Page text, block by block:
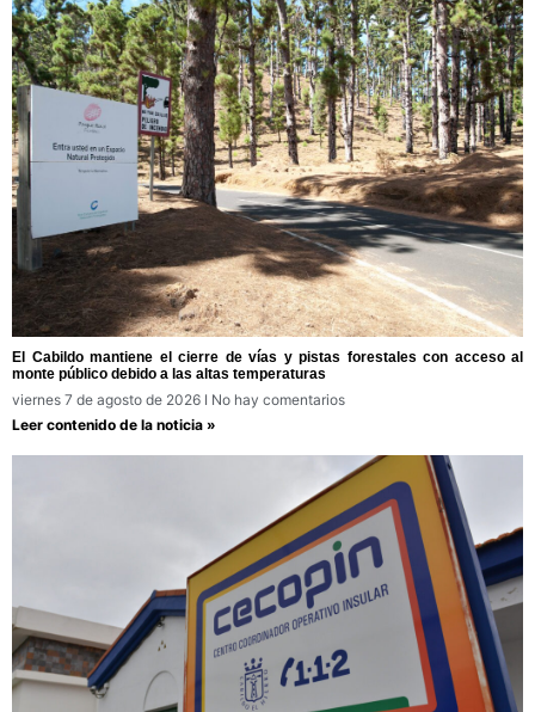
El Cabildo mantiene el cierre de vías y pistas forestales con acceso al
monte público debido a las altas temperaturas
viernes 7 de agosto de 2026
No hay comentarios
Leer contenido de la noticia »